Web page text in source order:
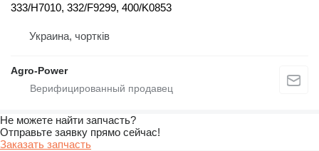
333/H7010, 332/F9299, 400/K0853
Украина, чортків
Agro-Power
Не можете найти запчасть?
Отправьте заявку прямо сейчас!
Заказать запчасть